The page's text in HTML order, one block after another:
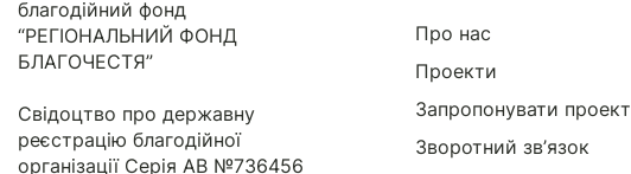
благодійний фонд
“РЕГІОНАЛЬНИЙ ФОНД
БЛАГОЧЕСТЯ”
Свідоцтво про державну
реєстрацію благодійної
організації Серія АВ №736456
Про нас
Проекти
Запропонувати проект
Зворотний зв’язок